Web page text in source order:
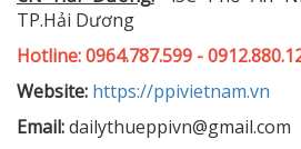
TP.Hải Dương
Hotline: 0964.787.599 -
Website: https://ppivietnam.vn
Email:dailythueppivn@gmail.com